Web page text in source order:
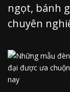
ngọt, bánh
chuyên